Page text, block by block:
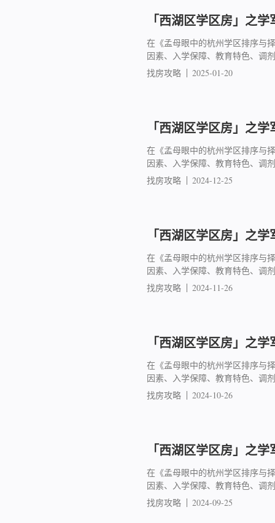
「西湖区学区房」之
在《孟母眼中的杭州学区排序与
因素、入学保障、教育特色、调
找房攻略
2025-01-20
「西湖区学区房」之
在《孟母眼中的杭州学区排序与
因素、入学保障、教育特色、调
找房攻略
2024-12-25
「西湖区学区房」之
在《孟母眼中的杭州学区排序与
因素、入学保障、教育特色、调
找房攻略
2024-11-26
「西湖区学区房」之
在《孟母眼中的杭州学区排序与
因素、入学保障、教育特色、调
找房攻略
2024-10-26
「西湖区学区房」之
在《孟母眼中的杭州学区排序与
因素、入学保障、教育特色、调
找房攻略
2024-09-25